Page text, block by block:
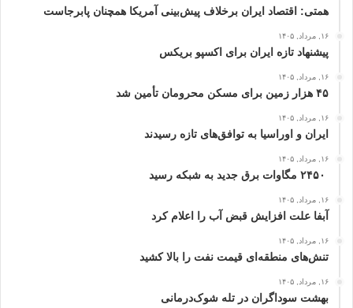
همتی: اقتصاد ایران برخلاف پیش‌بینی آمریکا همچنان پابرجاست
۱۶, مرداد, ۱۴۰۵
پیشنهاد تازه ایران برای اکسپو بریکس
۱۶, مرداد, ۱۴۰۵
۴۵ هزار زمین برای مسکن محرومان تأمین شد
۱۶, مرداد, ۱۴۰۵
ایران و اوراسیا به توافق‌های تازه رسیدند
۱۶, مرداد, ۱۴۰۵
۱۶, مرداد, ۱۴۰۵
آبفا علت افزایش قبض آب را اعلام کرد
۱۶, مرداد, ۱۴۰۵
تنش‌های منطقه‌ای قیمت نفت را بالا کشید
۱۶, مرداد, ۱۴۰۵
بهشت سوداگران در تله شوک‌درمانی